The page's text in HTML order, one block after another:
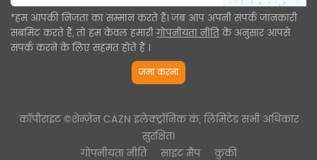
*हम आपकी निजता का सम्मान करते हैं। जब आप अपनी संपर्क जानकारी
सबमिट करते हैं, तो हम केवल हमारीगोपनीयता नीतिके अनुसार आपसे
संपर्क करने के लिए सहमत होते हैं ।
जमा करना
कॉपीराइट ©शेन्ज़ेन CAZN इलेक्ट्रॉनिक कं, लिमिटेड सभी अधिकार
सुरक्षित।
गोपनीयता नीति
साइट मैप कुकी